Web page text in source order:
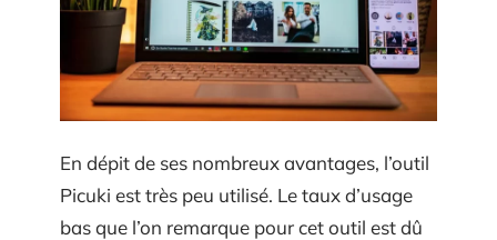
En dépit de ses nombreux avantages, l’outil
Picuki est très peu utilisé. Le taux d’usage
bas que l’on remarque pour cet outil est dû